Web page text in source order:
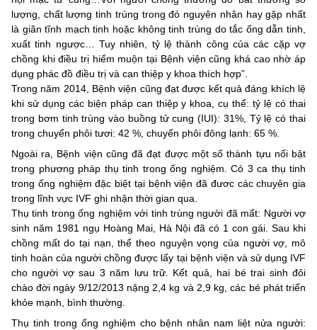
lượng, chất lượng tinh trùng trong đó nguyên nhân hay gặp nhất
là giãn tĩnh mạch tinh hoặc không tinh trùng do tắc ống dẫn tinh,
xuất tinh ngược… Tuy nhiên, tỷ lệ thành công của các cặp vợ
chồng khi điều trị hiếm muộn tại Bệnh viện cũng khá cao nhờ áp
dụng phác đồ điều trị và can thiệp y khoa thích hợp”.
Trong năm 2014, Bệnh viện cũng đạt được kết quả đáng khích lệ
khi sử dụng các biện pháp can thiệp y khoa, cụ thể: tỷ lệ có thai
trong bơm tinh trùng vào buồng tử cung (IUI): 31%, Tỷ lệ có thai
trong chuyển phôi tươi: 42 %, chuyển phôi đông lạnh: 65 %.
Ngoài ra, Bệnh viện cũng đã đạt được một số thành tựu nổi bật
trong phương pháp thụ tinh trong ống nghiệm. Có 3 ca thụ tinh
trong ống nghiệm đặc biệt tại bệnh viện đã đươc các chuyên gia
trong lĩnh vực IVF ghi nhận thời gian qua.
Thụ tinh trong ống nghiệm với tinh trùng người đã mất: Người vợ
sinh năm 1981 ngụ Hoàng Mai, Hà Nội đã có 1 con gái. Sau khi
chồng mất do tại nạn, thể theo nguyện vọng của người vợ, mô
tinh hoàn của người chồng được lấy tại bệnh viện và sử dụng IVF
cho người vợ sau 3 năm lưu trữ. Kết quả, hai bé trai sinh đôi
chào đời ngày 9/12/2013 nặng 2,4 kg và 2,9 kg, các bé phát triển
khỏe mạnh, bình thường.
Thụ tinh trong ống nghiệm cho bệnh nhân nam liệt nửa người: